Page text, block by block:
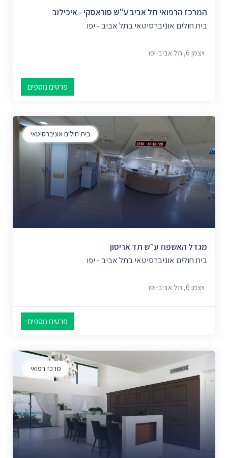
המרכז הרפואי תל אביב ע"ש סוראסקי - איכילוב
בית חולים אוניברסיטאי בתל אביב - יפו
ויצמן‬ 6, תל אביב-יפו
פרטים נוספים
בית חולים אוניברסיטאי
מגדל האשפוז ע״ש תד אריסון
בית חולים אוניברסיטאי בתל אביב - יפו
ויצמן‬ 6, תל אביב-יפו
פרטים נוספים
מרכז רפואי